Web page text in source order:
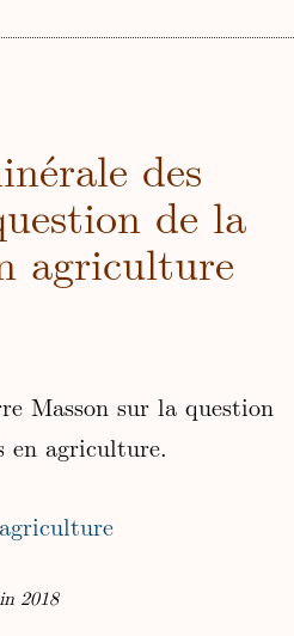
des
de la
agriculture
Masson sur la question
en agriculture.
2018